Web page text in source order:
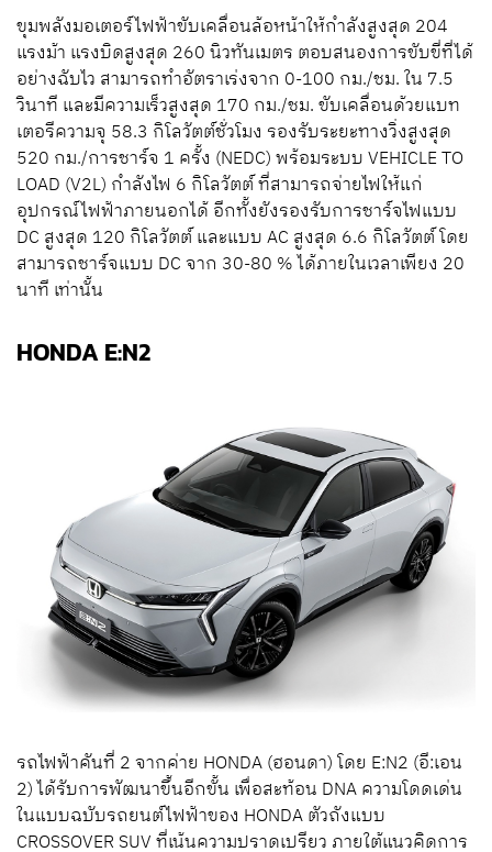
ขุมพลังมอเตอร์ไฟฟ้าขับเคลื่อนล้อหน้าให้กำลังสูงสุด 204
แรงม้า แรงบิดสูงสุด 260 นิวทันเมตร ตอบสนองการขับขี่ที่ได้
อย่างฉับไว สามารถทำอัตราเร่งจาก 0-100 กม./ชม. ใน 7.5
วินาที และมีความเร็วสูงสุด 170 กม./ชม. ขับเคลื่อนด้วยแบท
เตอรีความจุ 58.3 กิโลวัตต์ชั่วโมง รองรับระยะทางวิ่งสูงสุด
520 กม./การชาร์จ 1 ครั้ง (NEDC) พร้อมระบบ VEHICLE TO
LOAD (V2L) กำลังไฟ 6 กิโลวัตต์ ที่สามารถจ่ายไฟให้แก่
อุปกรณ์ไฟฟ้าภายนอกได้ อีกทั้งยังรองรับการชาร์จไฟแบบ
DC สูงสุด 120 กิโลวัตต์ และแบบ AC สูงสุด 6.6 กิโลวัตต์ โดย
สามารถชาร์จแบบ DC จาก 30-80 % ได้ภายในเวลาเพียง 20
นาที เท่านั้น
HONDA E:N2
รถไฟฟ้าคันที่ 2 จากค่าย HONDA (ฮอนดา) โดย E:N2 (อี:เอน
2) ได้รับการพัฒนาขึ้นอีกขั้น เพื่อสะท้อน DNA ความโดดเด่น
ในแบบฉบับรถยนต์ไฟฟ้าของ HONDA ตัวถังแบบ
CROSSOVER SUV ที่เน้นความปราดเปรียว ภายใต้แนวคิดการ